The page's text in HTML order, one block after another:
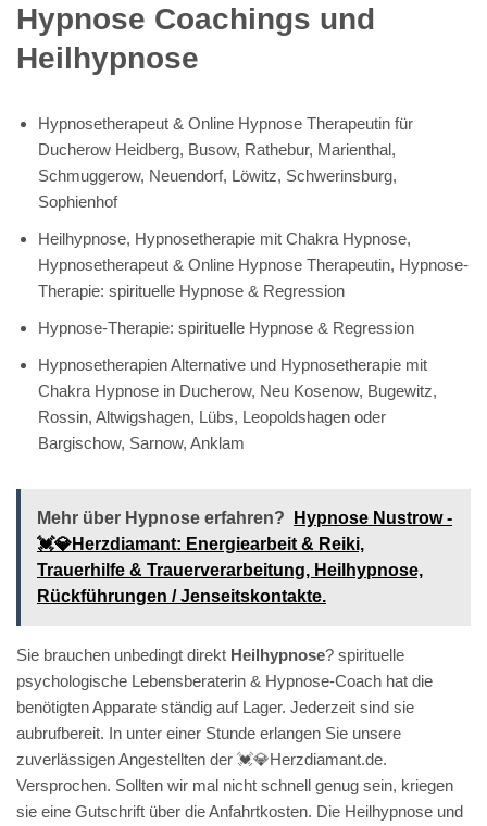
Hypnose Coachings und
Heilhypnose
Hypnosetherapeut & Online Hypnose Therapeutin für
Ducherow Heidberg, Busow, Rathebur, Marienthal,
Schmuggerow, Neuendorf, Löwitz, Schwerinsburg,
Sophienhof
Heilhypnose, Hypnosetherapie mit Chakra Hypnose,
Hypnosetherapeut & Online Hypnose Therapeutin, Hypnose-
Therapie: spirituelle Hypnose & Regression
Hypnose-Therapie: spirituelle Hypnose & Regression
Hypnosetherapien Alternative und Hypnosetherapie mit
Chakra Hypnose in Ducherow, Neu Kosenow, Bugewitz,
Rossin, Altwigshagen, Lübs, Leopoldshagen oder
Bargischow, Sarnow, Anklam
Mehr über Hypnose erfahren?
Hypnose Nustrow -
💓️💎Herzdiamant: Energiearbeit & Reiki,
Trauerhilfe & Trauerverarbeitung, Heilhypnose,
Rückführungen / Jenseitskontakte.
Sie brauchen unbedingt direkt Heilhypnose? spirituelle
psychologische Lebensberaterin & Hypnose-Coach hat die
benötigten Apparate ständig auf Lager. Jederzeit sind sie
aubrufbereit. In unter einer Stunde erlangen Sie unsere
zuverlässigen Angestellten der 💓️💎Herzdiamant.de.
Versprochen. Sollten wir mal nicht schnell genug sein, kriegen
sie eine Gutschrift über die Anfahrtkosten. Die Heilhypnose und